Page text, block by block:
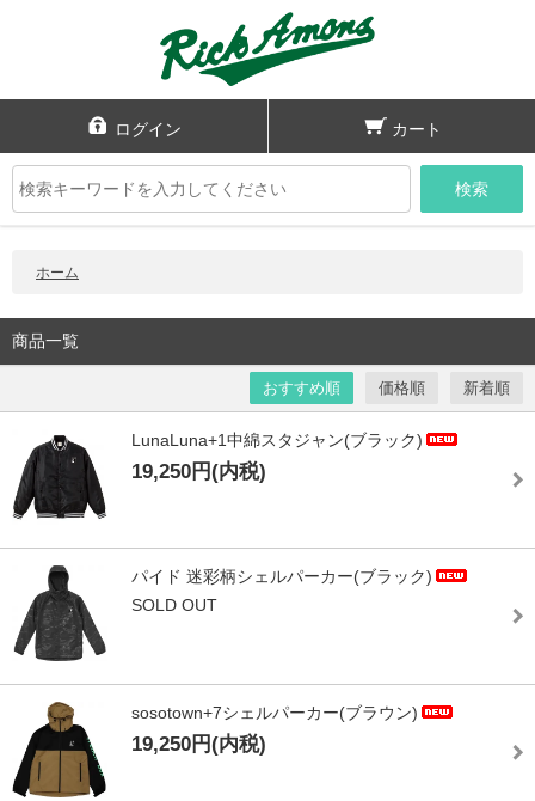
ログイン カート
検索
ホーム
商品一覧
おすすめ順 価格順 新着順
LunaLuna+1中綿スタジャン(ブラック)
19,250円(内税)
パイド 迷彩柄シェルパーカー(ブラック)
SOLD OUT
sosotown+7シェルパーカー(ブラウン)
19,250円(内税)